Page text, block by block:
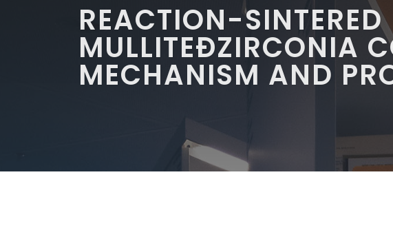
REACTION-SINTERED
MULLITEÐZIRCONIA
MECHANISM AND